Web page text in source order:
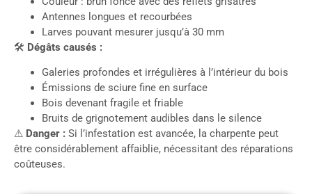
Antennes longues et recourbées
Larves pouvant mesurer jusqu’à 30 mm
🛠 Dégâts causés :
Galeries profondes et irrégulières à l’intérieur du bois
Émissions de sciure fine en surface
Bois devenant fragile et friable
Bruits de grignotement audibles dans le silence
⚠ Danger : Si l’infestation est avancée, la charpente peut
être considérablement affaiblie, nécessitant des réparations
coûteuses.